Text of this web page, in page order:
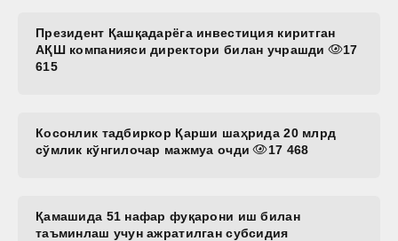
Президент Қашқадарёга инвестиция киритган
АҚШ компанияси директори билан учрашди
17
615
Косонлик тадбиркор Қарши шаҳрида 20 млрд
сўмлик кўнгилочар мажмуа очди
17 468
Қамашида 51 нафар фуқарони иш билан
таъминлаш учун ажратилган субсидия